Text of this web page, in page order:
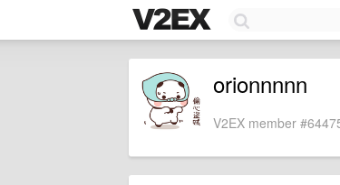
orionnnnn
V2EX member